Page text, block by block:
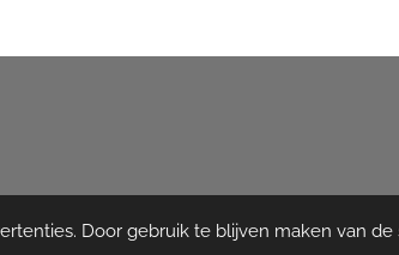
Door gebruik te blijven maken van de